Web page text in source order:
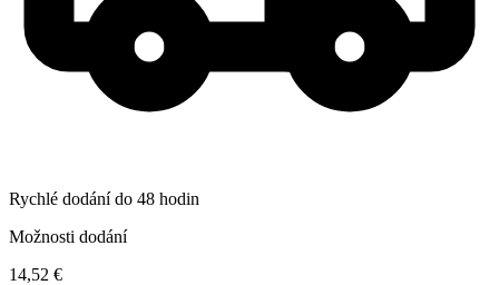
Rychlé dodání do 48 hodin
Možnosti dodání
14,52 €